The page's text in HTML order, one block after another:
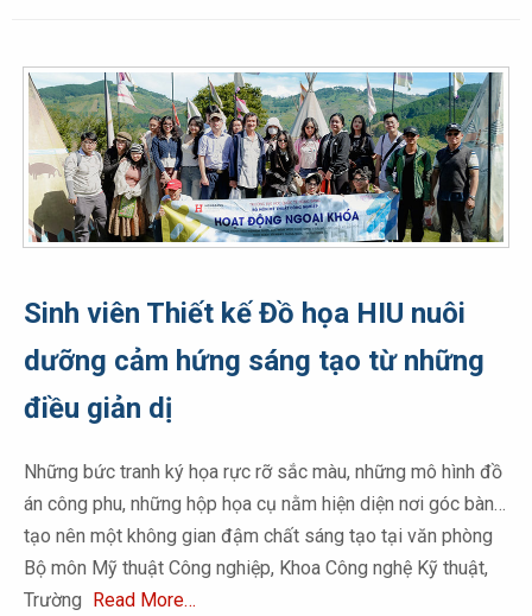
Sinh viên Thiết kế Đồ họa HIU nuôi
dưỡng cảm hứng sáng tạo từ những
điều giản dị
Những bức tranh ký họa rực rỡ sắc màu, những mô hình đồ
án công phu, những hộp họa cụ nằm hiện diện nơi góc bàn…
tạo nên một không gian đậm chất sáng tạo tại văn phòng
Bộ môn Mỹ thuật Công nghiệp, Khoa Công nghệ Kỹ thuật,
Trường Read More…